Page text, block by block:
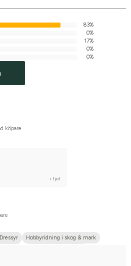
83%
0%
17%
0%
0%
köpare
i fjol
Dressyr
Hobbyridning i skog & mark